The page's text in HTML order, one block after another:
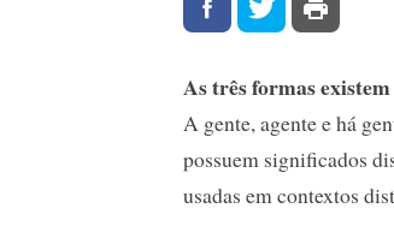
As três formas existem
A gente, agente e há
possuem significados
usadas em contextos